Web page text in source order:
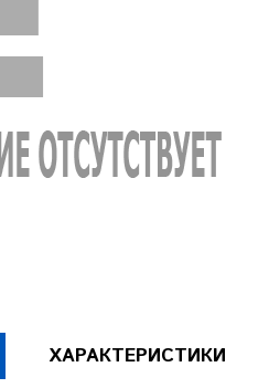
ХАРАКТЕРИСТИКИ